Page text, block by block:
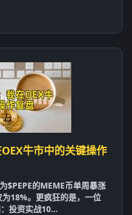
牛市中的关键操作
$PEPE的MEME币单周暴涨
18%。更疯狂的是，一位
投资实战10...